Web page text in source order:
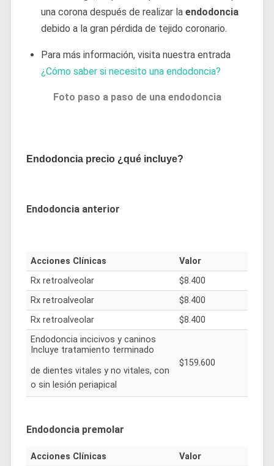
una corona después de realizar la endodoncia
debido a la gran pérdida de tejido coronario.
Para más información, visita nuestra entrada
¿Cómo saber si necesito una endodoncia?
Foto paso a paso de una endodoncia
Endodoncia precio ¿qué incluye?
Endodoncia anterior
Acciones Clínicas
Valor
Rx retroalveolar
$8.400
Rx retroalveolar
$8.400
Rx retroalveolar
$8.400
Endodoncia incicivos y caninos
Incluye tratamiento terminado
de dientes vitales y no vitales, con
o sin lesión periapical
$159.600
Endodoncia premolar
Acciones Clínicas
Valor